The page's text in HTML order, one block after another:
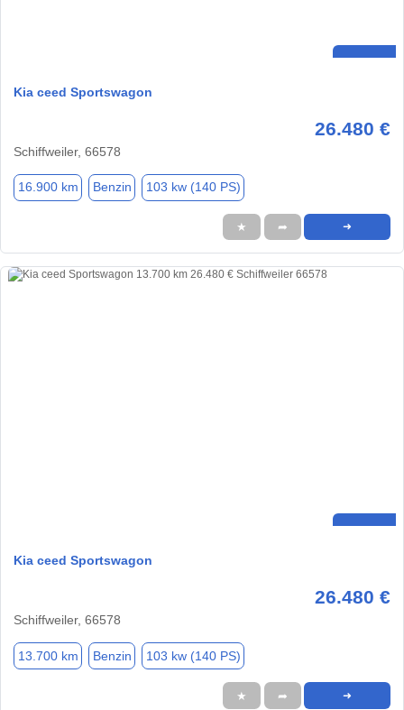
Kia ceed Sportswagon
26.480 €
Schiffweiler, 66578
16.900 km Benzin 103 kw (140 PS)
★ ➦ ➜
Kia ceed Sportswagon
26.480 €
Schiffweiler, 66578
13.700 km Benzin 103 kw (140 PS)
★ ➦ ➜